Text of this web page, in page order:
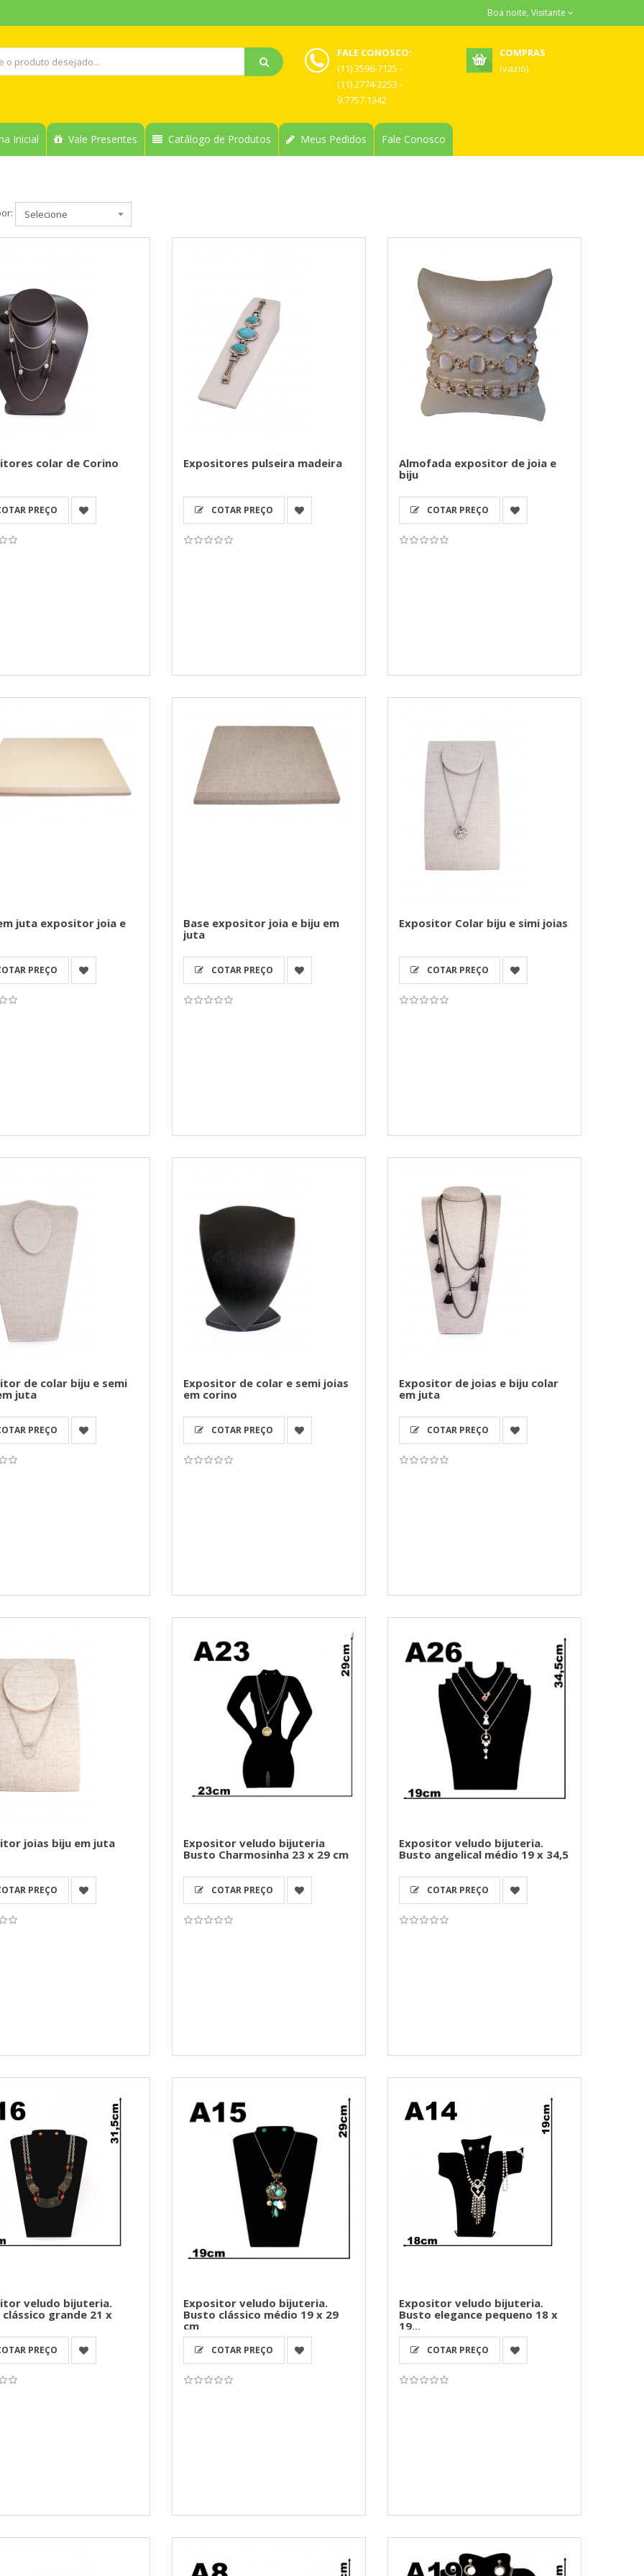
Boa noite, Visitante
FALE CONOSCO:
(11) 3596-7125 -
(11) 2774-2253 -
9.7757.1342
COMPRAS
(vazio)
Inicial Vale Presentes Catálogo de Produtos Meus Pedidos Fale Conosco
colar de Corino
PREÇO
Expositores pulseira madeira
COTAR PREÇO
Almofada expositor de joia e
biju
COTAR PREÇO
juta expositor joia e
PREÇO
Base expositor joia e biju em
juta
COTAR PREÇO
Expositor Colar biju e simi joias
COTAR PREÇO
de colar biju e semi
juta
PREÇO
Expositor de colar e semi joias
em corino
COTAR PREÇO
Expositor de joias e biju colar
em juta
COTAR PREÇO
joias biju em juta
PREÇO
Expositor veludo bijuteria
Busto Charmosinha 23 x 29 cm
COTAR PREÇO
Expositor veludo bijuteria.
Busto angelical médio 19 x 34,5
COTAR PREÇO
veludo bijuteria.
grande 21 x
PREÇO
Expositor veludo bijuteria.
Busto clássico médio 19 x 29
cm
COTAR PREÇO
Expositor veludo bijuteria.
Busto elegance pequeno 18 x
19...
COTAR PREÇO